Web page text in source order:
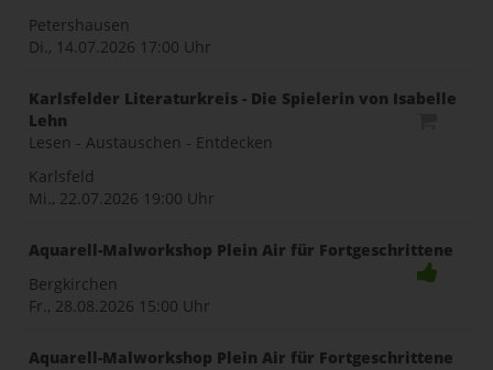
Petershausen
Di., 14.07.2026 17:00 Uhr
Karlsfelder Literaturkreis - Die Spielerin von Isabelle
Lehn
Lesen - Austauschen - Entdecken
Karlsfeld
Mi., 22.07.2026 19:00 Uhr
Aquarell-Malworkshop Plein Air für Fortgeschrittene
Bergkirchen
Fr., 28.08.2026 15:00 Uhr
Aquarell-Malworkshop Plein Air für Fortgeschrittene